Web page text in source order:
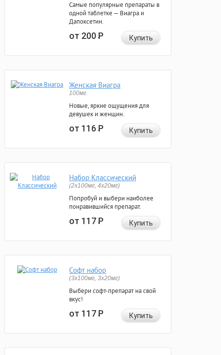
Самые популярные препараты в
одной таблетке — Виагра и
Дапоксетин.
от 200Р Купить
Женская Виагра
100мг
Новые, яркие ощущения для
девушек и женщин.
от 116Р Купить
Набор Классический
(2x100мг, 4x20мг)
Попробуй и выбери наиболее
понравившийся препарат.
от 117Р Купить
Софт набор
(3x100мг, 3x20мг)
Выбери софт-препарат на свой
вкус!
от 117Р Купить